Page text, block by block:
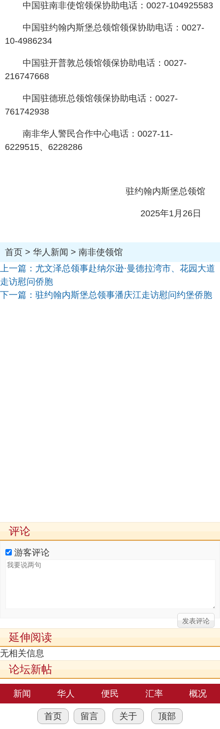
中国驻南非使馆领保协助电话：0027-104925583
中国驻约翰内斯堡总领馆领保协助电话：0027-
10-4986234
中国驻开普敦总领馆领保协助电话：0027-
216747668
中国驻德班总领馆领保协助电话：0027-
761742938
南非华人警民合作中心电话：0027-11-
6229515、6228286
驻约翰内斯堡总领馆
2025年1月26日
首页 > 华人新闻 > 南非使领馆
上一篇： 尤文泽总领事赴纳尔逊·曼德拉湾市、花园大道
走访慰问侨胞
下一篇： 驻约翰内斯堡总领事潘庆江走访慰问约堡侨胞
评论
游客评论
延伸阅读
无相关信息
论坛新帖
新闻 华人 便民 汇率 概况
首页 留言 关于 顶部